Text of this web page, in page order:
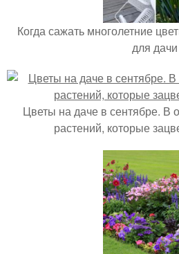
Когда сажать многолетние
для дачи
Цветы на даче в сентябре. В
растений, которые